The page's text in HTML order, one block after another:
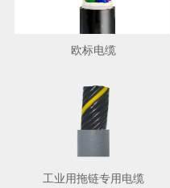
欧标电缆
工业用拖链专用电缆